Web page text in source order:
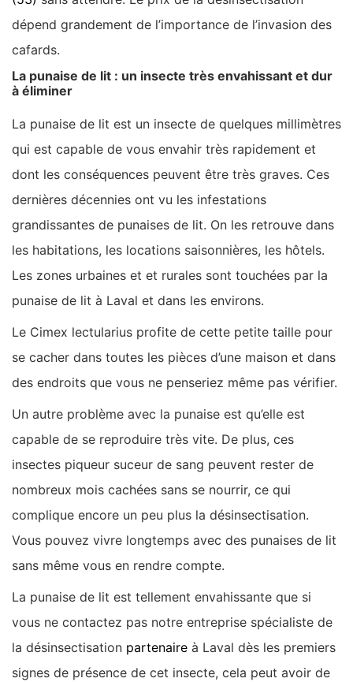
dépend grandement de l’importance de l’invasion des
cafards.
La punaise de lit : un insecte très envahissant et dur
à éliminer
La punaise de lit est un insecte de quelques millimètres
qui est capable de vous envahir très rapidement et
dont les conséquences peuvent être très graves. Ces
dernières décennies ont vu les infestations
grandissantes de punaises de lit. On les retrouve dans
les habitations, les locations saisonnières, les hôtels.
Les zones urbaines et et rurales sont touchées par la
punaise de lit à Laval et dans les environs.
Le Cimex lectularius profite de cette petite taille pour
se cacher dans toutes les pièces d’une maison et dans
des endroits que vous ne penseriez même pas vérifier.
Un autre problème avec la punaise est qu’elle est
capable de se reproduire très vite. De plus, ces
insectes piqueur suceur de sang peuvent rester de
nombreux mois cachées sans se nourrir, ce qui
complique encore un peu plus la désinsectisation.
Vous pouvez vivre longtemps avec des punaises de lit
sans même vous en rendre compte.
La punaise de lit est tellement envahissante que si
vous ne contactez pas notre entreprise spécialiste de
la désinsectisation partenaire à Laval dès les premiers
signes de présence de cet insecte, cela peut avoir de